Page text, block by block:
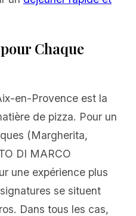
Chaque
en-Provence est la
de pizza. Pour un
(Margherita,
DI MARCO
une expérience plus
se situent
Dans tous les cas,